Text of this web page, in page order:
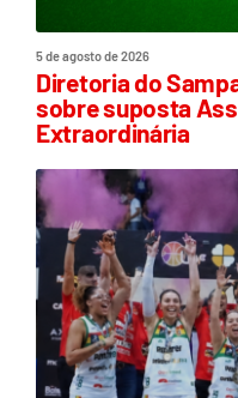
5 de agosto de 2026
Diretoria do
sobre suposta
Extraordinária